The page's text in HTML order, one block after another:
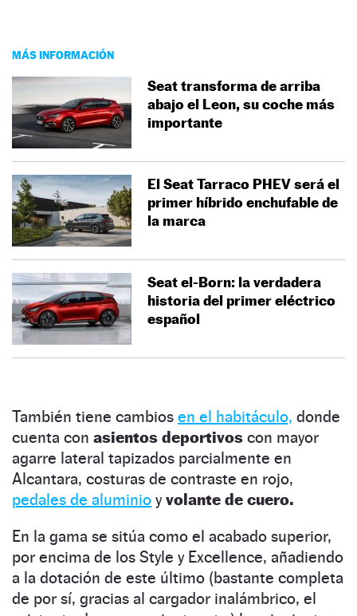
MÁS INFORMACIÓN
Seat transforma de arriba
abajo el Leon, su coche más
importante
El Seat Tarraco PHEV será el
primer híbrido enchufable de
la marca
Seat el-Born: la verdadera
historia del primer eléctrico
español
También tiene cambios en el habitáculo, donde
cuenta con asientos deportivos con mayor
agarre lateral tapizados parcialmente en
Alcantara, costuras de contraste en rojo,
pedales de aluminio yvolante de cuero.
En la gama se sitúa como el acabado superior,
por encima de los Style y Excellence, añadiendo
a la dotación de este último (bastante completa
de por sí, gracias al cargador inalámbrico, el